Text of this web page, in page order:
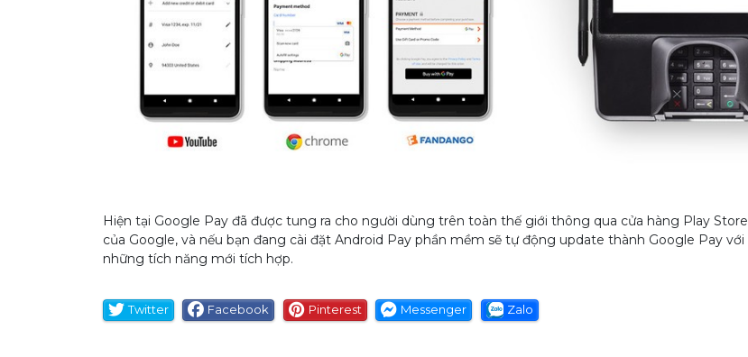
Hiện tại Google Pay đã được tung ra cho người dùng trên toàn thế giới thông qua cửa hàng Play Store
của Google, và nếu bạn đang cài đặt Android Pay phần mềm sẽ tự động update thành Google Pay với
những tích năng mới tích hợp.
Twitter Facebook Pinterest Messenger Zalo